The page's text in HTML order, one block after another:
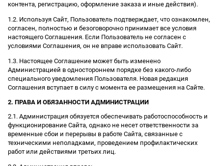
контента, регистрацию, оформление заказа и иные действия).
1.2. Используя Сайт, Пользователь подтверждает, что ознакомлен,
согласен, полностью и безоговорочно принимает все условия
настоящего Соглашения. Если Пользователь не согласен с
условиями Соглашения, он не вправе использовать Сайт.
1.3. Настоящее Соглашение может быть изменено
Администрацией в одностороннем порядке без какого-либо
специального уведомления Пользователя. Новая редакция
Соглашения вступает в силу с момента ее размещения на Сайте.
2. ПРАВА И ОБЯЗАННОСТИ АДМИНИСТРАЦИИ
2.1. Администрация обязуется обеспечивать работоспособность и
функционирование Сайта, однако не несет ответственности за
временные сбои и перерывы в работе Сайта, связанные с
техническими неполадками, проведением профилактических
работ или действиями третьих лиц.